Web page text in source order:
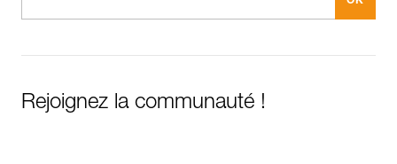
Rejoignez la communauté !